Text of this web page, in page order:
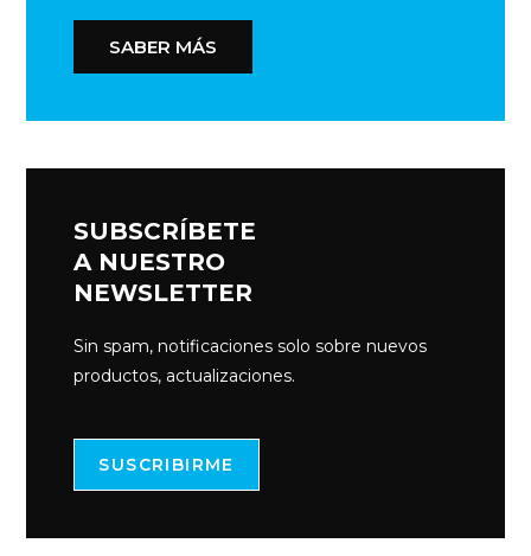
SABER MÁS
SUBSCRÍBETE
A NUESTRO
NEWSLETTER
Sin spam, notificaciones solo sobre nuevos
productos, actualizaciones.
SUSCRIBIRME